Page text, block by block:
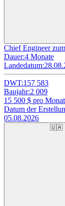
Chief Engineer
Dauer:4 Monate
Landedatum:
DWT:157 583
Baujahr:2 009
15 500 $ pro Monat
Datum der
05.08.2026
🇺🇦